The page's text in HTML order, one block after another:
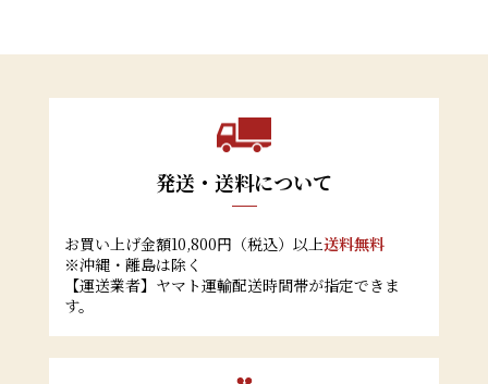
発送・送料について
お買い上げ金額10,800円（税込）以上送料無料
※沖縄・離島は除く
【運送業者】ヤマト運輸配送時間帯が指定できま
す。